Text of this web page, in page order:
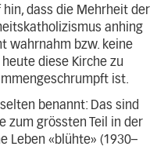
dass die Mehrheit der
anhing
wahrnahm bzw. keine
diese Kirche zu
ist.
benannt: Das sind
zum grössten Teil in der
Leben «blühte» (1930–